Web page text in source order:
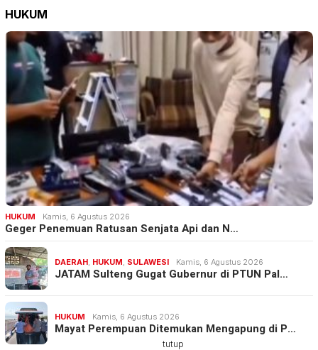
HUKUM
HUKUM Kamis, 6 Agustus 2026
Geger Penemuan Ratusan Senjata Api dan N…
DAERAH HUKUM SULAWESI Kamis, 6 Agustus 2026
JATAM Sulteng Gugat Gubernur di PTUN Pal…
HUKUM Kamis, 6 Agustus 2026
Mayat Perempuan Ditemukan Mengapung di P…
tutup